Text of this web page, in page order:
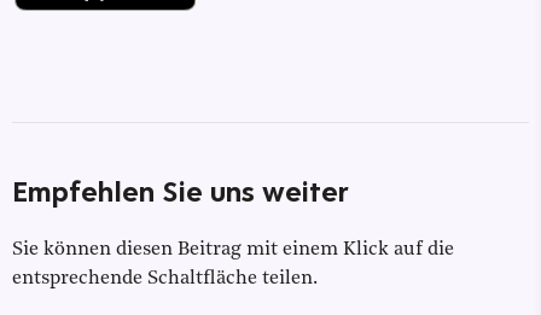
Empfehlen Sie uns weiter
Sie können diesen Beitrag mit einem Klick auf die
entsprechende Schaltfläche teilen.